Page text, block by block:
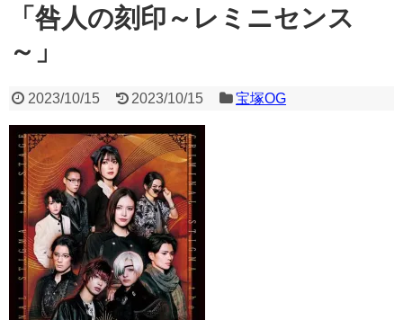
「咎人の刻印～レミニセンス
～」
2023/10/15 2023/10/15 宝塚OG